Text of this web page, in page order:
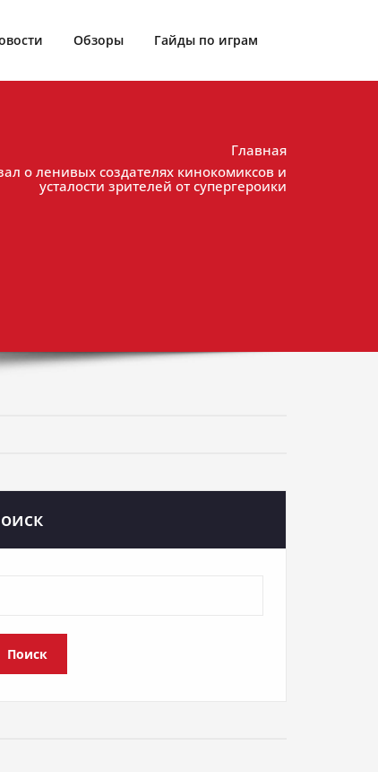
Обзоры Гайды по играм
Главная
о ленивых создателях кинокомиксов и
усталости зрителей от супергероики
Поиск